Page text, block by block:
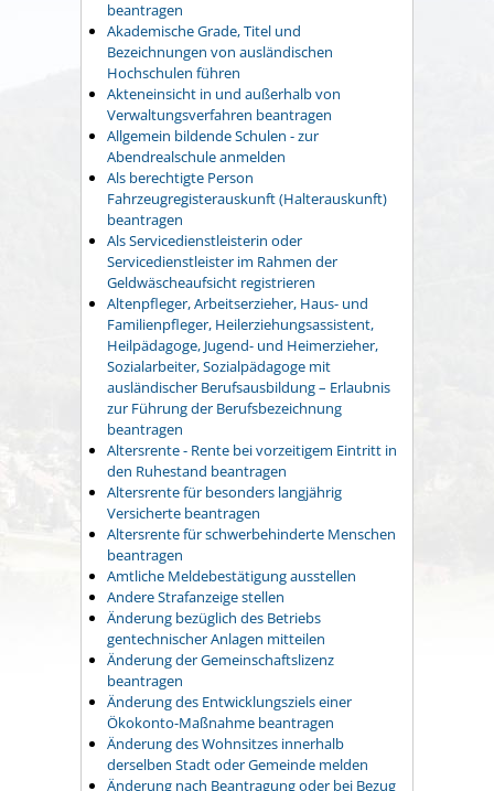
beantragen
Akademische Grade, Titel und
Bezeichnungen von ausländischen
Hochschulen führen
Akteneinsicht in und außerhalb von
Verwaltungsverfahren beantragen
Allgemein bildende Schulen - zur
Abendrealschule anmelden
Als berechtigte Person
Fahrzeugregisterauskunft (Halterauskunft)
beantragen
Als Servicedienstleisterin oder
Servicedienstleister im Rahmen der
Geldwäscheaufsicht registrieren
Altenpfleger, Arbeitserzieher, Haus- und
Familienpfleger, Heilerziehungsassistent,
Heilpädagoge, Jugend- und Heimerzieher,
Sozialarbeiter, Sozialpädagoge mit
ausländischer Berufsausbildung – Erlaubnis
zur Führung der Berufsbezeichnung
beantragen
Altersrente - Rente bei vorzeitigem Eintritt in
den Ruhestand beantragen
Altersrente für besonders langjährig
Versicherte beantragen
Altersrente für schwerbehinderte Menschen
beantragen
Amtliche Meldebestätigung ausstellen
Andere Strafanzeige stellen
Änderung bezüglich des Betriebs
gentechnischer Anlagen mitteilen
Änderung der Gemeinschaftslizenz
beantragen
Änderung des Entwicklungsziels einer
Ökokonto-Maßnahme beantragen
Änderung des Wohnsitzes innerhalb
derselben Stadt oder Gemeinde melden
Änderung nach Beantragung oder bei Bezug